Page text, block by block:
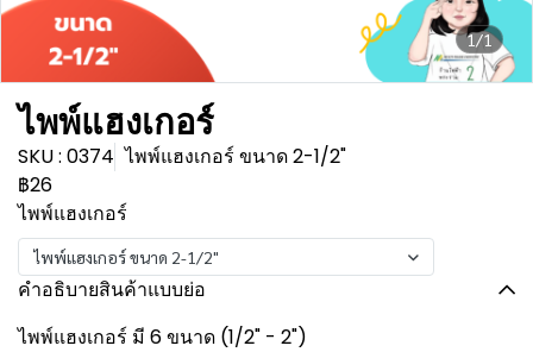
1/1
ไพพ์แฮงเกอร์
SKU : 0374 ไพพ์แฮงเกอร์ ขนาด 2-1/2"
฿26
ไพพ์แฮงเกอร์
ไพพ์แฮงเกอร์ ขนาด 2-1/2"
คำอธิบายสินค้าแบบย่อ
ไพพ์แฮงเกอร์ มี 6 ขนาด (1/2" - 2")